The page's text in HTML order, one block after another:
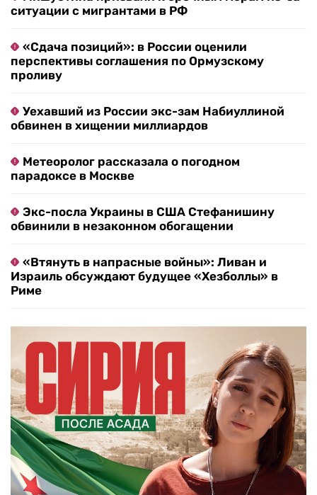
ситуации с мигрантами в РФ
«Сдача позиций»: в России оценили
перспективы соглашения по Ормузскому
проливу
Уехавший из России экс-зам Набиуллиной
обвинен в хищении миллиардов
Метеоролог рассказала о погодном
парадоксе в Москве
Экс-посла Украины в США Стефанишину
обвинили в незаконном обогащении
«Втянуть в напрасные войны»: Ливан и
Израиль обсуждают будущее «Хезболлы» в
Риме